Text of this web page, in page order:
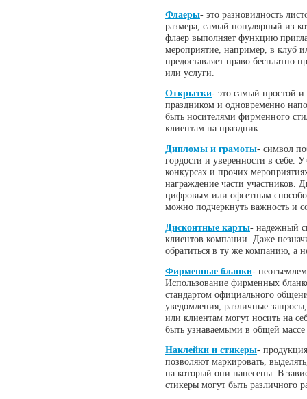
Флаеры- это разновидность
размера, самый популярный из
флаер выполняет функцию
мероприятие, например, в клуб
предоставляет право бесплатно
или услуги.
Открытки- это самый простой и
праздником и одновременно
быть носителями фирменного
клиентам на праздник.
Дипломы и грамоты- символ
гордости и уверенности в себе.
конкурсах и прочих
награждение части участников.
цифровым или офсетным
можно подчеркнуть важность и
Дисконтные карты- надежный
клиентов компании. Даже
обратиться в ту же компанию, а
Фирменные бланки-
Использование фирменных
стандартом официального
уведомления, различные
или клиентам могут носить на
быть узнаваемыми в общей
Наклейки и стикеры-
позволяют маркировать,
на который они нанесены. В
стикеры могут быть различного